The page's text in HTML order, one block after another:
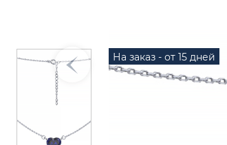
На заказ - от 15 дней